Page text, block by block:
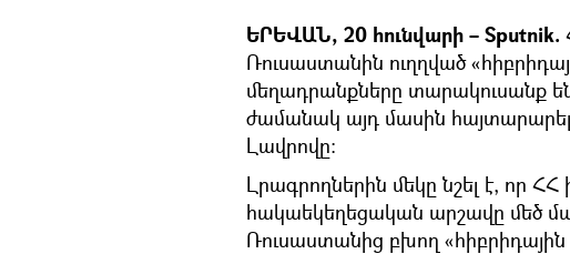
ԵՐԵՎԱՆ, 20 հունվարի – Sputnik.
Ռուսաստանին ուղղված
մեղադրանքները տարակուսանք են
ժամանակ այդ մասին
Լավրովը։
Լրագրողներին մեկը նշել է, որ ՀՀ
հակաեկեղեցական արշավը մեծ
Ռուսաստանից բխող